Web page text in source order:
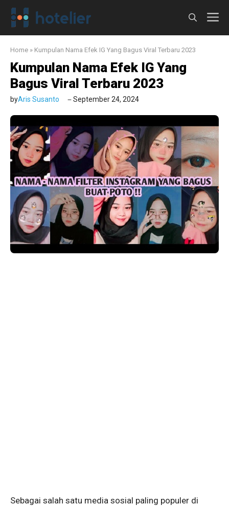
Langsung
Home » Kumpulan Nama Efek IG Yang Bagus Viral Terbaru 2023
Kumpulan Nama Efek IG Yang
Bagus Viral Terbaru 2023
byAris Susanto September 24, 2024
Sebagai salah satu media sosial paling populer di